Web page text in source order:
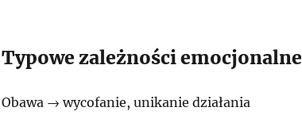
Typowe zależności emocjonalne
Obawa → wycofanie, unikanie działania